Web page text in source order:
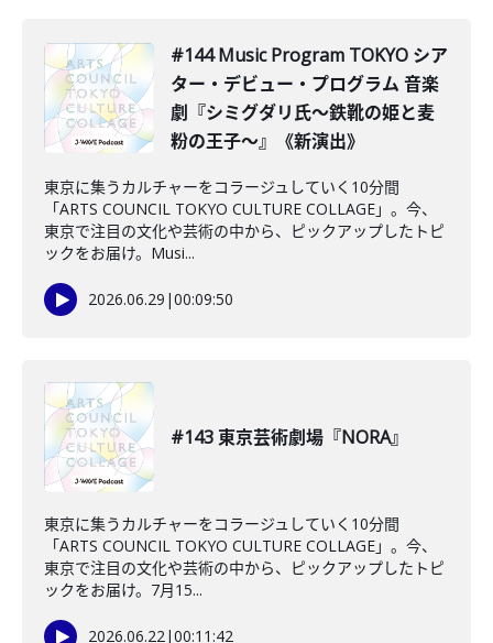
#144 Music Program TOKYO シア
ター・デビュー・プログラム 音楽
劇『シミグダリ氏〜鉄靴の姫と麦
粉の王子〜』《新演出》
東京に集うカルチャーをコラージュしていく10分間
「ARTS COUNCIL TOKYO CULTURE COLLAGE」。今、
東京で注目の文化や芸術の中から、ピックアップしたトピ
ックをお届け。Musi...
2026.06.29 |00:09:50
#143 東京芸術劇場『NORA』
東京に集うカルチャーをコラージュしていく10分間
「ARTS COUNCIL TOKYO CULTURE COLLAGE」。今、
東京で注目の文化や芸術の中から、ピックアップしたトピ
ックをお届け。7月15...
2026.06.22|00:11:42